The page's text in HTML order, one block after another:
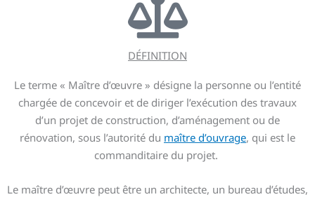
DÉFINITION
Le terme « Maître d’œuvre » désigne la personne ou l’entité
chargée de concevoir et de diriger l’exécution des travaux
d’un projet de construction, d’aménagement ou de
rénovation, sous l’autorité du maître d’ouvrage, qui est le
commanditaire du projet.
Le maître d’œuvre peut être un architecte, un bureau d’études,